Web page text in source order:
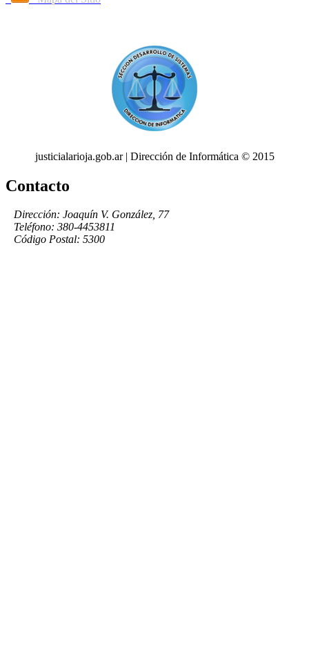
justicialarioja.gob.ar | Dirección de Informática © 2015
Contacto
Dirección: Joaquín V. González, 77
Teléfono: 380-4453811
Código Postal: 5300